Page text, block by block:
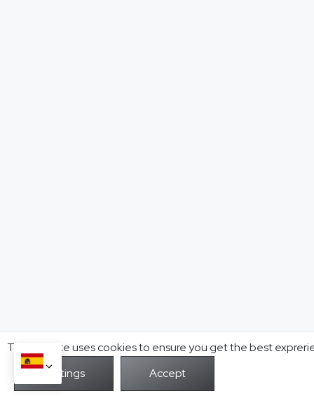
This website uses cookies to ensure you get the best